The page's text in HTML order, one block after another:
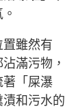
雖然有
滿污物，
著「屎瀑
和污水的